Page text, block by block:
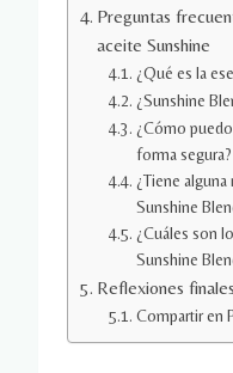
Preguntas
aceite Sunshine
¿Qué es la
¿Sunshine
¿Cómo
forma segura?
¿Tiene alguna
Sunshine
¿Cuáles son
Sunshine
Reflexiones
Compartir en